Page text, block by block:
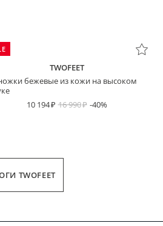
TWOFEET
бежевые из кожи на высоком
10 194
16 990 -40%
TWOFEET